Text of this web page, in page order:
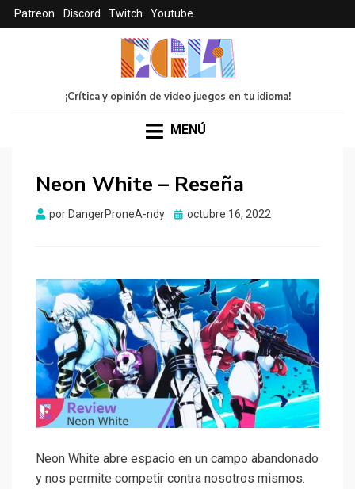
Patreon Discord Twitch Youtube
¡Crítica y opinión de video juegos en tu idioma!
MENÚ
Neon White – Reseña
por DangerProneA-ndy
Publicado
octubre 16, 2022
Neon White abre espacio en un campo abandonado
y nos permite competir contra nosotros mismos.